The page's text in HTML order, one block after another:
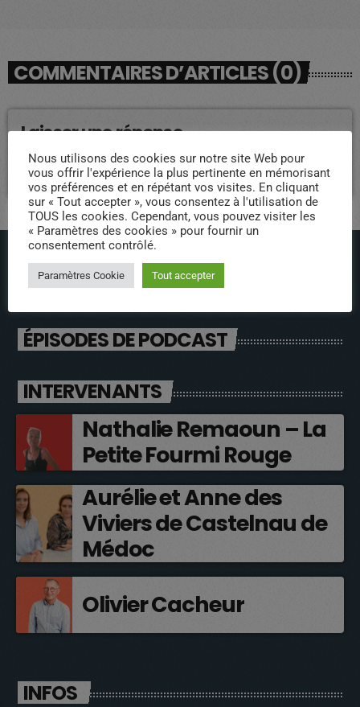
COMMENTAIRES D’ARTICLES (0)
Laisser une réponse
Vous devez être connecté pour ajouter un commentaire.
Connectez-vous maintenant
ÉPISODES DE PODCAST
INTERVENANTS
Nathalie Remaoun – La
Petite Fourmi Rouge
Aurélie et Anne des
Viviers de Castelnau de
Médoc
Olivier Cacheur
INFOS
Nous utilisons des cookies sur notre site Web pour
vous offrir l'expérience la plus pertinente en mémorisant
vos préférences et en répétant vos visites. En cliquant
sur « Tout accepter », vous consentez à l'utilisation de
TOUS les cookies. Cependant, vous pouvez visiter les
« Paramètres des cookies » pour fournir un
consentement contrôlé.
Paramètres Cookie Tout accepter